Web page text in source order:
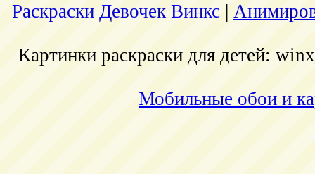
Раскраски Девочек Винкс |
Картинки раскраски для детей:
Мобильные обои и